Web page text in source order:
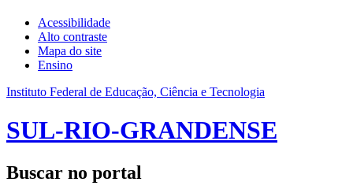
Acessibilidade
Alto contraste
Mapa do site
Ensino
Instituto Federal de Educação, Ciência e Tecnologia
SUL-RIO-GRANDENSE
Buscar no portal